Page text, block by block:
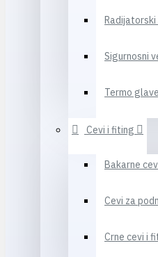
Sigurnosni
Termo glave
Cevi i fiting
Bakarne
Cevi za
Crne cevi i